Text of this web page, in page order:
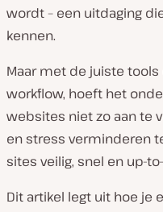
wordt – een uitdaging
kennen.
Maar met de juiste
workflow, hoeft het
websites niet zo aan te
en stress verminderen
sites veilig, snel en up-
Dit artikel legt uit hoe je